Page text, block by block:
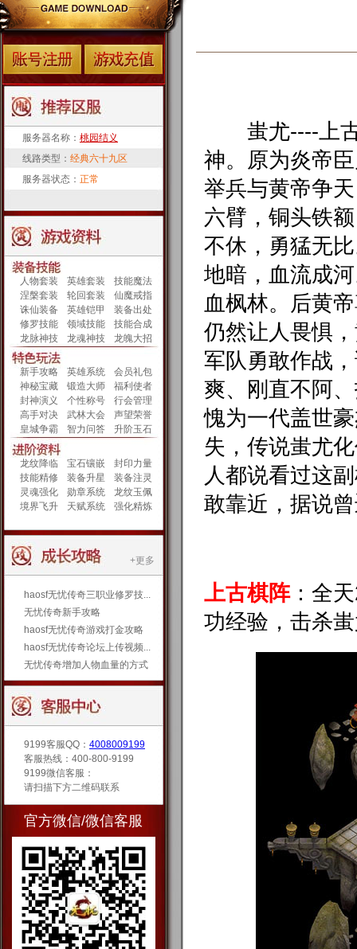
服务器名称： 桃园结义
线路类型： 经典六十九区
服务器状态： 正常
人物套装 英雄套装
技能魔法
涅槃套装
轮回套装
仙魔戒指
诛仙装备
英雄铠甲
装备出处
修罗技能
领域技能
技能合成
龙脉神技
龙魂神技 龙魄大招
新手攻略 英雄系统
会员礼包
神秘宝藏
锻造大师
福利使者
封神演义
个性称号
行会管理
高手对决
武林大会
声望荣誉
皇城争霸
智力问答 升阶玉石
龙纹降临 宝石镶嵌
封印力量
技能精修
装备升星
装备注灵
灵魂强化
勋章系统
龙纹玉佩
境界飞升
天赋系统 强化精炼
+更多
haosf无忧传奇三职业修罗技...
无忧传奇新手攻略
haosf无忧传奇游戏打金攻略
haosf无忧传奇论坛上传视频...
无忧传奇增加人物血量的方式
9199客服QQ： 4008009199
客服热线：400-800-9199
9199微信客服：
请扫描下方二维码联系
官方微信/微信客服
蚩尤----上古
神。原为炎帝
举兵与黄帝争
六臂，铜头铁
不休，勇猛无
地暗，血流成
血枫林。后黄
仍然让人畏惧
军队勇敢作战
爽、刚直不阿
愧为一代盖世
失，传说蚩尤
人都说看过这
敢靠近，据说
上古棋阵：全
功经验，击杀